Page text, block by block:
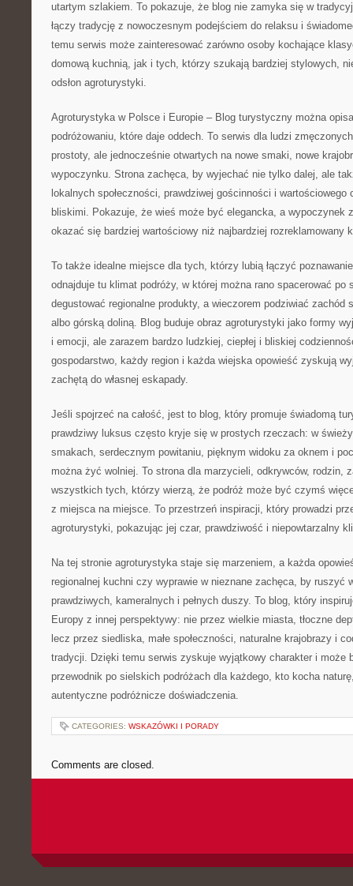
utartym szlakiem. To pokazuje, że blog nie zamyka się w
łączy tradycję z nowoczesnym podejściem do relaksu i
temu serwis może zainteresować zarówno osoby kochające
domową kuchnią, jak i tych, którzy szukają bardziej stylowych,
odsłon agroturystyki.
Agroturystyka w Polsce i Europie – Blog turystyczny można
podróżowaniu, które daje oddech. To serwis dla ludzi
prostoty, ale jednocześnie otwartych na nowe smaki, nowe
wypoczynku. Strona zachęca, by wyjechać nie tylko dalej, ale
lokalnych społeczności, prawdziwej gościnności i wartościowego
bliskimi. Pokazuje, że wieś może być elegancka, a wypoczynek
okazać się bardziej wartościowy niż najbardziej rozreklamowany
To także idealne miejsce dla tych, którzy lubią łączyć
odnajduje tu klimat podróży, w której można rano spacerować po
degustować regionalne produkty, a wieczorem podziwiać zachód
albo górską doliną. Blog buduje obraz agroturystyki jako formy
i emocji, ale zarazem bardzo ludzkiej, ciepłej i bliskiej
gospodarstwo, każdy region i każda wiejska opowieść zyskują
zachętą do własnej eskapady.
Jeśli spojrzeć na całość, jest to blog, który promuje świadomą
prawdziwy luksus często kryje się w prostych rzeczach: w
smakach, serdecznym powitaniu, pięknym widoku za oknem i
można żyć wolniej. To strona dla marzycieli, odkrywców, rodzin,
wszystkich tych, którzy wierzą, że podróż może być czymś
z miejsca na miejsce. To przestrzeń inspiracji, który prowadzi
agroturystyki, pokazując jej czar, prawdziwość i niepowtarzalny
Na tej stronie agroturystyka staje się marzeniem, a każda
regionalnej kuchni czy wyprawie w nieznane zachęca, by ruszyć
prawdziwych, kameralnych i pełnych duszy. To blog, który
Europy z innej perspektywy: nie przez wielkie miasta, tłoczne
lecz przez siedliska, małe społeczności, naturalne krajobrazy i
tradycji. Dzięki temu serwis zyskuje wyjątkowy charakter i może
przewodnik po sielskich podróżach dla każdego, kto kocha
autentyczne podróżnicze doświadczenia.
CATEGORIES: WSKAZÓWKI I PORADY
Comments are closed.